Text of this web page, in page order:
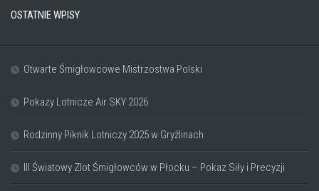
OSTATNIE WPISY
Otwarte Śmigłowcowe Mistrzostwa Polski
Pokazy Lotnicze Air SKY 2026
Rodzinny Piknik Lotniczy 2025 w Gryźlinach
III Światowy Zlot Śmigłowców w Płocku – Pokaz Siły i Precyzji